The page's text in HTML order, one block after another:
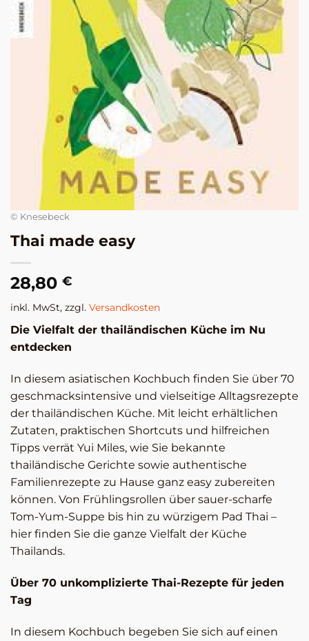
© Knesebeck
Thai made easy
28,80 €
inkl. MwSt, zzgl. Versandkosten
Die Vielfalt der thailändischen Küche im Nu
entdecken
In diesem asiatischen Kochbuch finden Sie über 70
geschmacksintensive und vielseitige Alltagsrezepte
der thailändischen Küche. Mit leicht erhältlichen
Zutaten, praktischen Shortcuts und hilfreichen
Tipps verrät Yui Miles, wie Sie bekannte
thailändische Gerichte sowie authentische
Familienrezepte zu Hause ganz easy zubereiten
können. Von Frühlingsrollen über sauer-scharfe
Tom-Yum-Suppe bis hin zu würzigem Pad Thai –
hier finden Sie die ganze Vielfalt der Küche
Thailands.
Über 70 unkomplizierte Thai-Rezepte für jeden
Tag
In diesem Kochbuch begeben Sie sich auf einen